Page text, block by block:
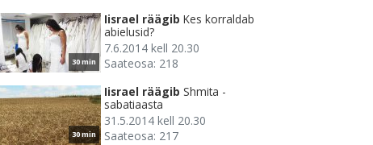
30 min
Iisrael räägib Kes korraldab
abielusid?
7.6.2014 kell 20.30
Saateosa: 218
30 min
Iisrael räägib Shmita -
sabatiaasta
31.5.2014 kell 20.30
Saateosa: 217